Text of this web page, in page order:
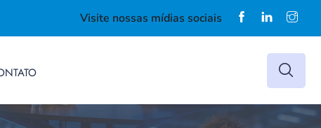
Visite nossas mídias sociais